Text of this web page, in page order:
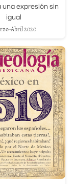
una expresión sin
igual
Abril 2020